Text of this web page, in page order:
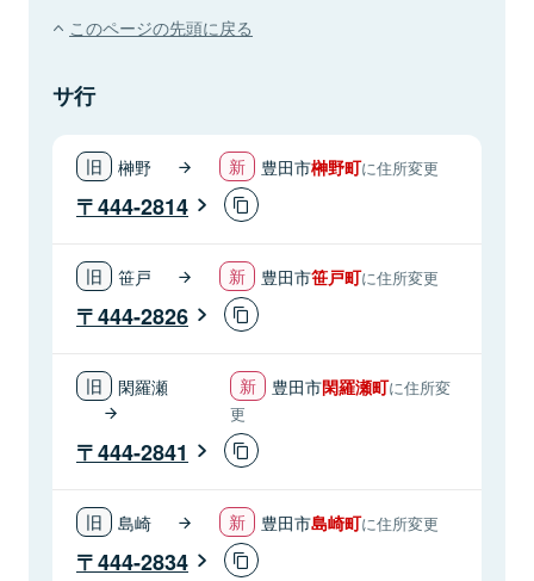
このページの先頭に戻る
サ行
榊野 豊田市榊野町に住所変更
444-2814
笹戸 豊田市笹戸町に住所変更
444-2826
閑羅瀬 豊田市閑羅瀬町に住所変
更
444-2841
島崎 豊田市島崎町に住所変更
444-2834